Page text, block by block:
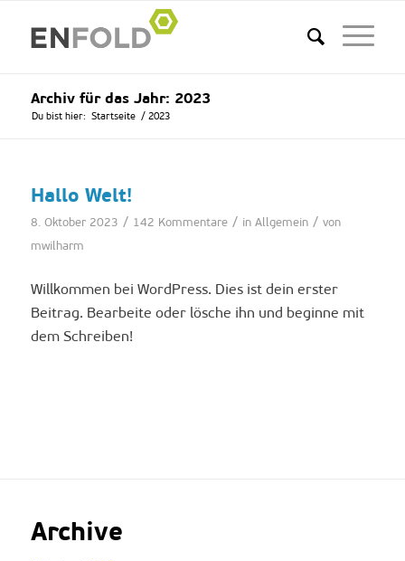
Archiv für das Jahr: 2023
Du bist hier: Startseite / 2023
Hallo Welt!
8. Oktober 2023 / 142 Kommentare / in Allgemein / von
mwilharm
Willkommen bei WordPress. Dies ist dein erster
Beitrag. Bearbeite oder lösche ihn und beginne mit
dem Schreiben!
Archive